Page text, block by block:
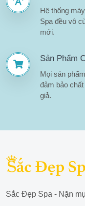
Hệ thống
Spa đều vô
mới.
Sản Phẩm
Mọi sản
đảm bảo
giả.
Sắc Đẹp Spa - Nặn